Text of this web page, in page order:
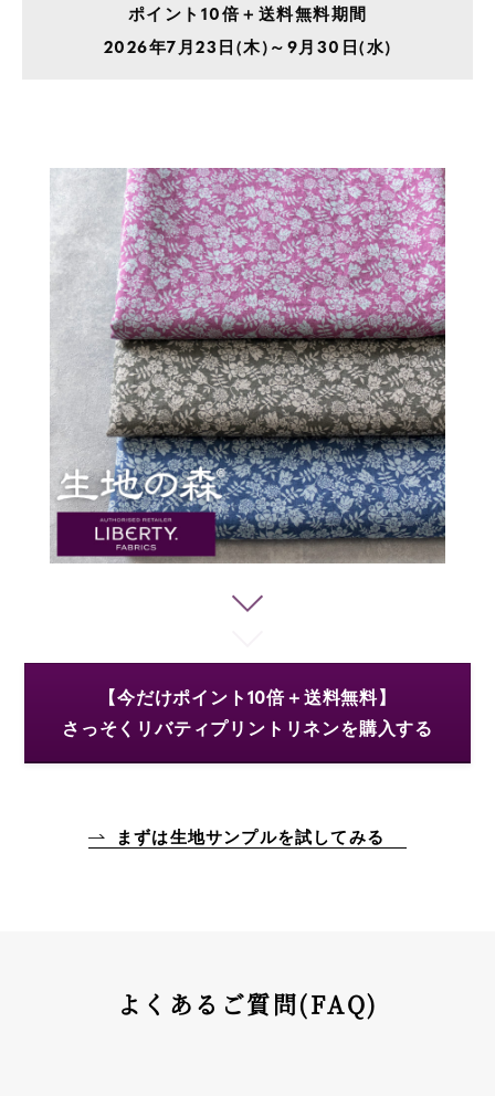
ポイント10倍＋送料無料期間
2026年7月23日(木)～9月30日(水)
【今だけポイント10倍＋送料無料】
さっそくリバティプリントリネンを購入する
まずは生地サンプルを試してみる
よくあるご質問(FAQ)